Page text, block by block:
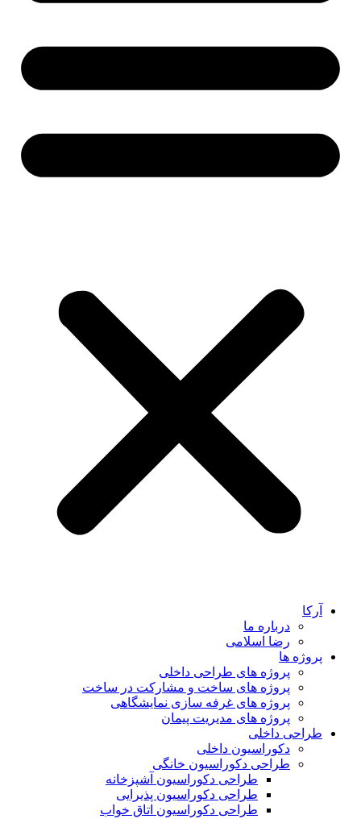
آرکا
درباره ما
رضا اسلامی
پروژه ها
پروژه های طراحی داخلی
پروژه های ساخت و مشارکت در ساخت
پروژه های غرفه سازی نمایشگاهی
پروژه های مدیریت پیمان
طراحی داخلی
دکوراسیون داخلی
طراحی دکوراسیون خانگی
طراحی دکوراسیون آشپزخانه
طراحی دکوراسیون پذیرایی
طراحی دکوراسیون اتاق خواب